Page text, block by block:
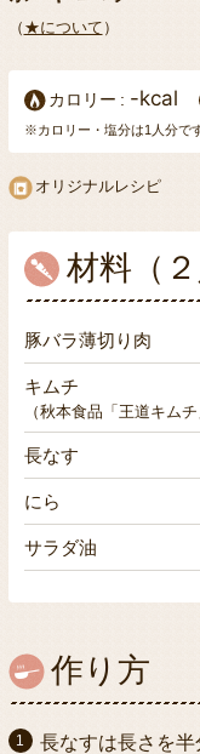
（ ★について ）
カロリー -kcal
※カロリー・塩分は1人分です
オリジナルレシピ
材料（２
豚バラ薄切り肉
キムチ
（秋本食品「王道キムチ
長なす
にら
サラダ油
作り方
長なすは長さを